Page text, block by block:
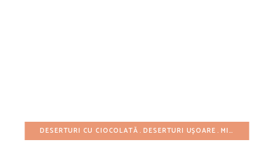
DESERTURI CU CIOCOLATĂ DESERTURI UȘOARE MINI PRĂJITURI